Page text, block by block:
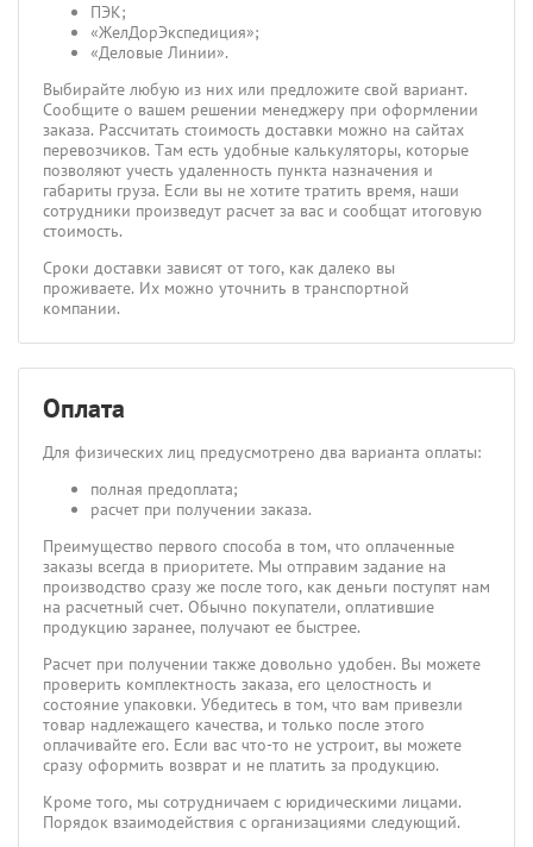
ПЭК;
«ЖелДорЭкспедиция»;
«Деловые Линии».
Выбирайте любую из них или предложите свой вариант.
Сообщите о вашем решении менеджеру при оформлении
заказа. Рассчитать стоимость доставки можно на сайтах
перевозчиков. Там есть удобные калькуляторы, которые
позволяют учесть удаленность пункта назначения и
габариты груза. Если вы не хотите тратить время, наши
сотрудники произведут расчет за вас и сообщат итоговую
стоимость.
Сроки доставки зависят от того, как далеко вы
проживаете. Их можно уточнить в транспортной
компании.
Оплата
Для физических лиц предусмотрено два варианта оплаты:
полная предоплата;
расчет при получении заказа.
Преимущество первого способа в том, что оплаченные
заказы всегда в приоритете. Мы отправим задание на
производство сразу же после того, как деньги поступят нам
на расчетный счет. Обычно покупатели, оплатившие
продукцию заранее, получают ее быстрее.
Расчет при получении также довольно удобен. Вы можете
проверить комплектность заказа, его целостность и
состояние упаковки. Убедитесь в том, что вам привезли
товар надлежащего качества, и только после этого
оплачивайте его. Если вас что-то не устроит, вы можете
сразу оформить возврат и не платить за продукцию.
Кроме того, мы сотрудничаем с юридическими лицами.
Порядок взаимодействия с организациями следующий.